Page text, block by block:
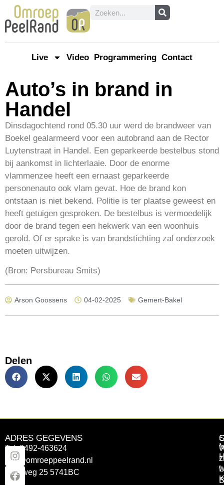
Live Video Programmering Contact
Auto’s in brand in
Handel
Dinsdagochtend rond 05.30 uur werd de brandweer van
Boekel gealarmeerd voor een autobrand aan de Rector
Luytenstraat in Handel. Een geparkeerde bestelbus stond
bij aankomst in lichterlaaie. Door de enorme
vlammenzee heeft een ernaast geparkeerde
personenauto ook vlam gevat. Hoe de brand kon
ontstaan is niet bekend. Politie is ter plaatse geweest en
heeft getuigen gesproken. De bestelbus is vermoedelijk
door de brand tegen een hekwerk van een woonhuis
gerold. Of er sprake is van brandstichting zal onderzoek
moeten uitwijzen.
(Bron: Persbureau Smits)
Arson Goossens 04-02-2025 Gemert-Bakel
Delen
ADRES GEGEVENS
Tel: 0492-463624
info@omroeppeelrand.nl
Otterweg 25 5741BC